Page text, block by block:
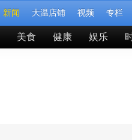
新闻 大温店铺 视频 专栏
美食 健康 娱乐